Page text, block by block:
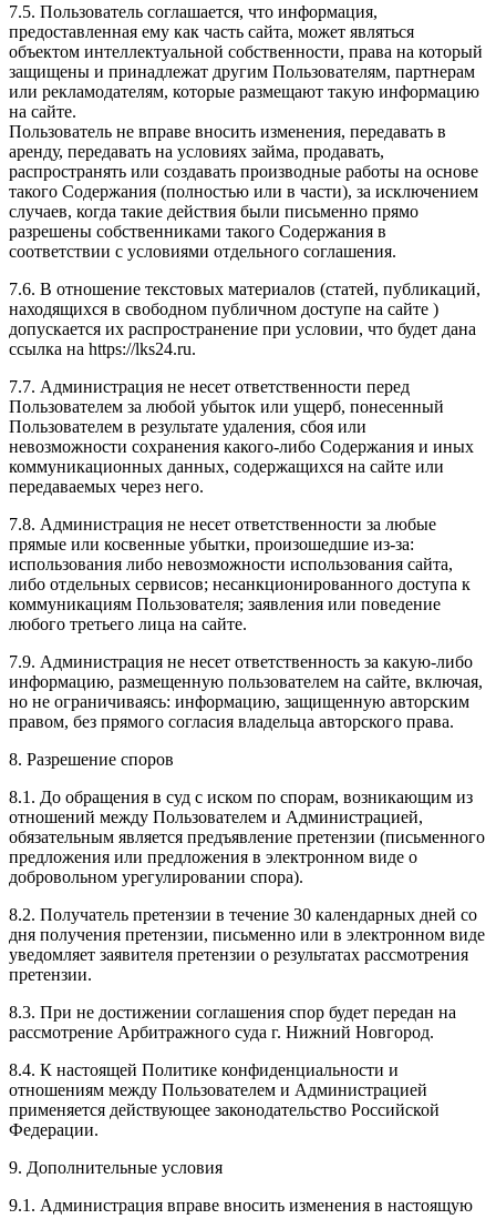
7.5. Пользователь соглашается, что информация,
предоставленная ему как часть сайта, может являться
объектом интеллектуальной собственности, права на который
защищены и принадлежат другим Пользователям, партнерам
или рекламодателям, которые размещают такую информацию
на сайте.
Пользователь не вправе вносить изменения, передавать в
аренду, передавать на условиях займа, продавать,
распространять или создавать производные работы на основе
такого Содержания (полностью или в части), за исключением
случаев, когда такие действия были письменно прямо
разрешены собственниками такого Содержания в
соответствии с условиями отдельного соглашения.
7.6. В отношение текстовых материалов (статей, публикаций,
находящихся в свободном публичном доступе на сайте )
допускается их распространение при условии, что будет дана
ссылка на https://lks24.ru.
7.7. Администрация не несет ответственности перед
Пользователем за любой убыток или ущерб, понесенный
Пользователем в результате удаления, сбоя или
невозможности сохранения какого-либо Содержания и иных
коммуникационных данных, содержащихся на сайте или
передаваемых через него.
7.8. Администрация не несет ответственности за любые
прямые или косвенные убытки, произошедшие из-за:
использования либо невозможности использования сайта,
либо отдельных сервисов; несанкционированного доступа к
коммуникациям Пользователя; заявления или поведение
любого третьего лица на сайте.
7.9. Администрация не несет ответственность за какую-либо
информацию, размещенную пользователем на сайте, включая,
но не ограничиваясь: информацию, защищенную авторским
правом, без прямого согласия владельца авторского права.
8. Разрешение споров
8.1. До обращения в суд с иском по спорам, возникающим из
отношений между Пользователем и Администрацией,
обязательным является предъявление претензии (письменного
предложения или предложения в электронном виде о
добровольном урегулировании спора).
8.2. Получатель претензии в течение 30 календарных дней со
дня получения претензии, письменно или в электронном виде
уведомляет заявителя претензии о результатах рассмотрения
претензии.
8.3. При не достижении соглашения спор будет передан на
рассмотрение Арбитражного суда г. Нижний Новгород.
8.4. К настоящей Политике конфиденциальности и
отношениям между Пользователем и Администрацией
применяется действующее законодательство Российской
Федерации.
9. Дополнительные условия
9.1. Администрация вправе вносить изменения в настоящую